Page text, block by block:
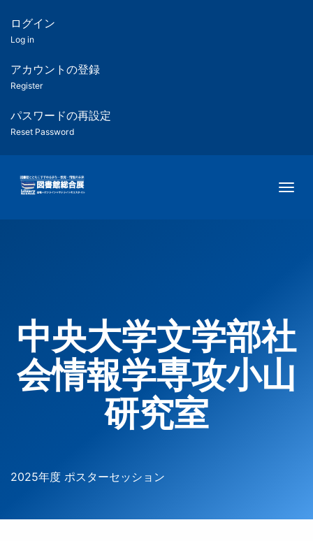
ツ
匿
名
ユ
ー
ー
用
メ
ー
ログイン
Log in
アカウントの登録
Register
パスワードの再設定
Reset Password
中央大学文学部社
会情報学専攻小山
研究室
2025年度 ポスターセッション